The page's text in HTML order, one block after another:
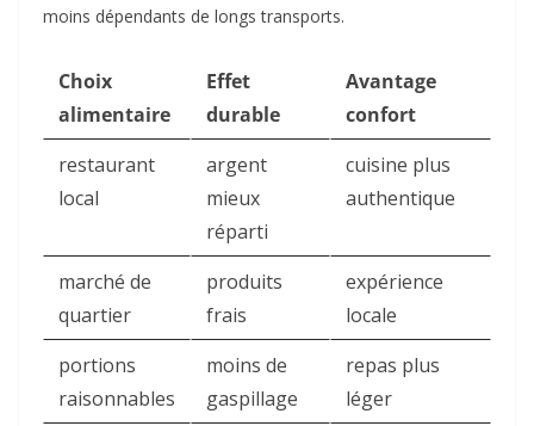
moins dépendants de longs transports.
Choix
alimentaire
Effet
durable
Avantage
confort
restaurant
local
argent
mieux
réparti
cuisine plus
authentique
marché de
quartier
produits
frais
expérience
locale
portions
raisonnables
moins de
gaspillage
repas plus
léger